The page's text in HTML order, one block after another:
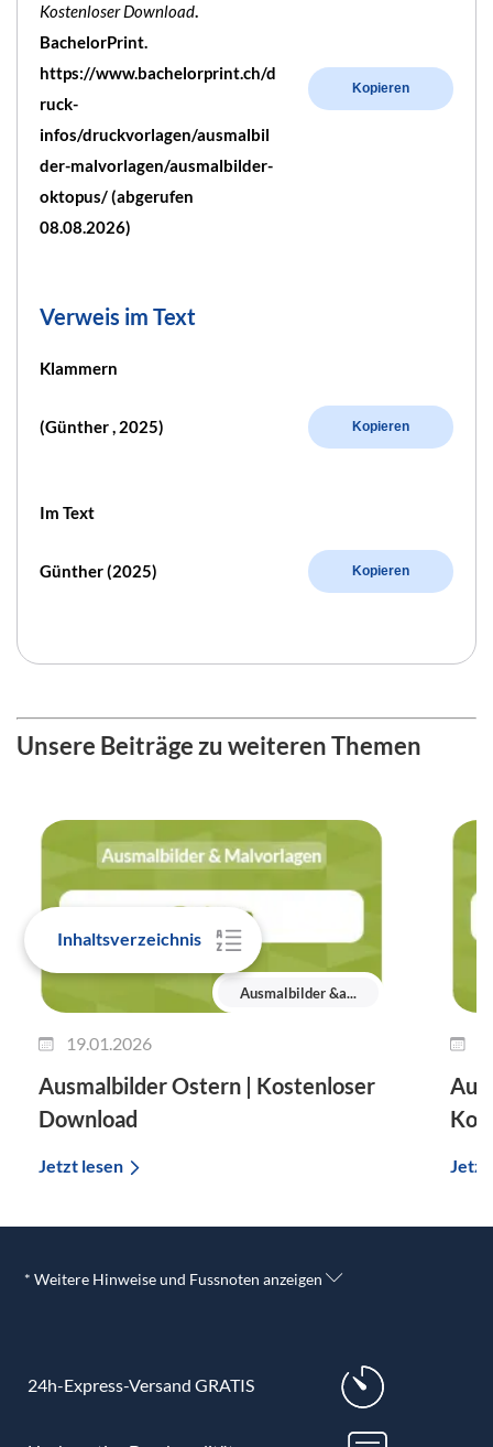
Inhaltsverzeichnis
Kostenloser Download.
BachelorPrint.
https://www.bachelorprint.ch/d
ruck-
infos/druckvorlagen/ausmalbil
der-malvorlagen/ausmalbilder-
oktopus/ (abgerufen
08.08.2026)
Kopieren
Verweis im Text
Klammern
(Günther , 2025) Kopieren
Im Text
Günther (2025) Kopieren
Unsere Beiträge zu weiteren Themen
Ausmalbilder &a...
19.01.2026
Ausmalbilder Ostern | Kostenloser
Download
Jetzt lesen Jetzt
* Weitere Hinweise und Fussnoten anzeigen
24h-Express-Versand GRATIS